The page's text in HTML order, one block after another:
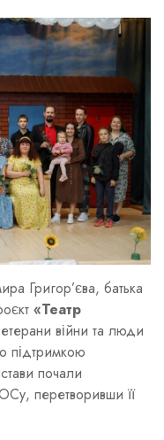
Григор’єва, батька
«Театр
війни та люди
підтримкою
почали
перетворивши її